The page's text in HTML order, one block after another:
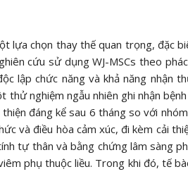
lựa chọn thay thế quan trọng, đặc
cứu sử dụng WJ-MSCs theo
lập chức năng và khả năng nhận
nghiệm ngẫu nhiên ghi nhận
đáng kể sau 6 tháng so với
và điều hòa cảm xúc, đi kèm cải
tự thân và bằng chứng lâm sàng
phụ thuộc liều. Trong khi đó, tế